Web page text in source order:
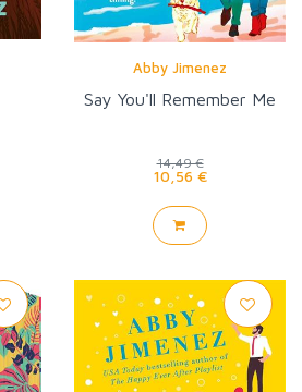
Abby Jimenez
Say You'll Remember Me
14,49 €
10,56 €